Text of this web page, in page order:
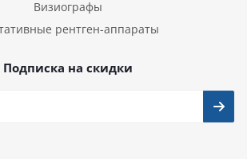
Визиографы
рентген-аппараты
Подписка на скидки